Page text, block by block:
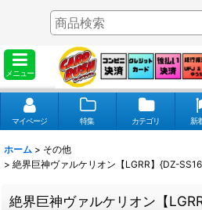
メニュー
マイページ 特集 カテゴリ 新
ホーム > その他
> 絶界巨神ヴァルケリオン【LGRR】{DZ-
絶界巨神ヴァルケリオン【